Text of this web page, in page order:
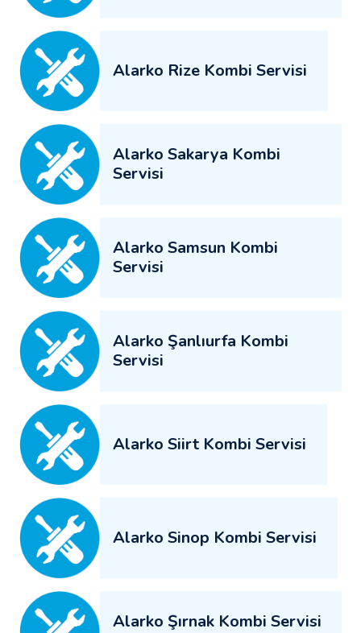
Alarko Rize Kombi Servisi
Alarko Sakarya Kombi
Servisi
Alarko Samsun Kombi
Servisi
Alarko Şanlıurfa Kombi
Servisi
Alarko Siirt Kombi Servisi
Alarko Sinop Kombi Servisi
Alarko Şırnak Kombi Servisi